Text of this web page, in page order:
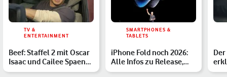
TV &
ENTERTAINMENT
Beef: Staffel 2 mit Oscar
Isaac und Cailee Spaeny
– alle Infos
SMARTPHONES &
TABLETS
iPhone Fold noch 2026:
Alle Infos zu Release,
Preis und Specs
Der
mit